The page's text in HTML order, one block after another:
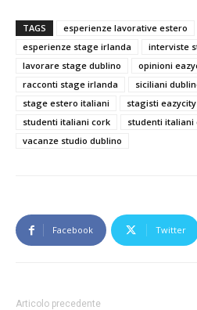
TAGS esperienze lavorative estero
esperienze stage irlanda
interviste
lavorare stage dublino
opinioni
racconti stage irlanda
siciliani
stage estero italiani
stagisti eazycity
studenti italiani cork
studenti italiani
vacanze studio dublino
Facebook Twitter
Articolo precedente